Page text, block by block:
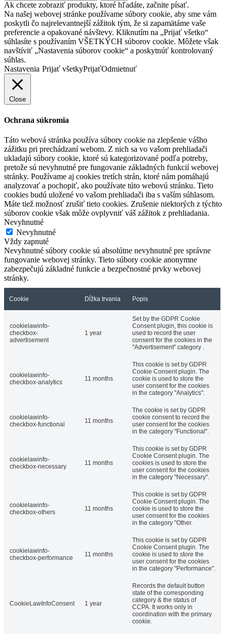
Ak chcete zobraziť produkty, ktoré hľadáte, začnite písať.
Na našej webovej stránke používame súbory cookie, aby sme vám
poskytli čo najrelevantnejší zážitok tým, že si zapamätáme vaše
preferencie a opakované návštevy. Kliknutím na „Prijať všetko“
súhlasíte s používaním VŠETKÝCH súborov cookie. Môžete však
navštíviť „Nastavenia súborov cookie“ a poskytnúť kontrolovaný
súhlas.
Nastavenia Prijať všetkyPrijaťOdmietnuť
Close
Ochrana súkromia
Táto webová stránka používa súbory cookie na zlepšenie vášho
zážitku pri prechádzaní webom. Z nich sa vo vašom prehliadači
ukladajú súbory cookie, ktoré sú kategorizované podľa potreby,
pretože sú nevyhnutné pre fungovanie základných funkcií webovej
stránky. Používame aj cookies tretích strán, ktoré nám pomáhajú
analyzovať a pochopiť, ako používate túto webovú stránku. Tieto
cookies budú uložené vo vašom prehliadači iba s vaším súhlasom.
Máte tiež možnosť zrušiť tieto cookies. Zrušenie niektorých z týchto
súborov cookie však môže ovplyvniť váš zážitok z prehliadania.
Nevyhnutné
Nevyhnutné
Vždy zapnuté
Nevyhnutné súbory cookie sú absolútne nevyhnutné pre správne
fungovanie webovej stránky. Tieto súbory cookie anonymne
zabezpečujú základné funkcie a bezpečnostné prvky webovej
stránky.
Cookie Dĺžka trvania Popis
cookielawinfo-
checkbox-
advertisement
1 year
Set by the GDPR Cookie
Consent plugin, this cookie is
used to record the user
consent for the cookies in the
"Advertisement" category .
cookielawinfo-
checkbox-analytics
11 months
This cookie is set by GDPR
Cookie Consent plugin. The
cookie is used to store the
user consent for the cookies
in the category "Analytics".
cookielawinfo-
checkbox-functional
11 months
The cookie is set by GDPR
cookie consent to record the
user consent for the cookies
in the category "Functional".
cookielawinfo-
checkbox-necessary
11 months
This cookie is set by GDPR
Cookie Consent plugin. The
cookies is used to store the
user consent for the cookies
in the category "Necessary".
cookielawinfo-
checkbox-others
11 months
This cookie is set by GDPR
Cookie Consent plugin. The
cookie is used to store the
user consent for the cookies
in the category "Other.
cookielawinfo-
checkbox-performance
11 months
This cookie is set by GDPR
Cookie Consent plugin. The
cookie is used to store the
user consent for the cookies
in the category "Performance".
CookieLawInfoConsent 1 year
Records the default button
state of the corresponding
category & the status of
CCPA. It works only in
coordination with the primary
cookie.